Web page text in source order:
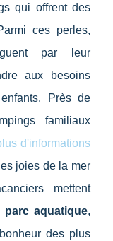
qui offrent des
ces perles,
par leur
aux besoins
Près de
familiaux
d'informations
joies de la mer
mettent
parc aquatique,
des plus